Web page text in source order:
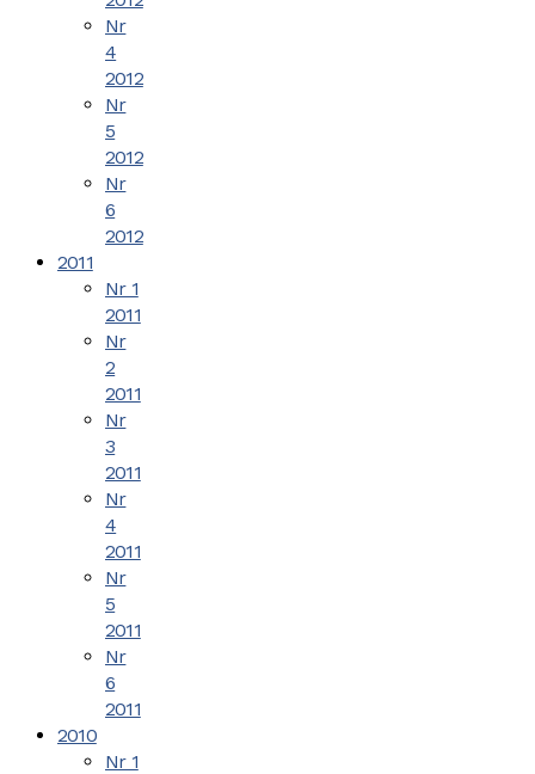
Nr
4
2012
Nr
5
2012
Nr
6
2012
2011
Nr 1
2011
Nr
2
2011
Nr
3
2011
Nr
4
2011
Nr
5
2011
Nr
6
2011
2010
Nr 1